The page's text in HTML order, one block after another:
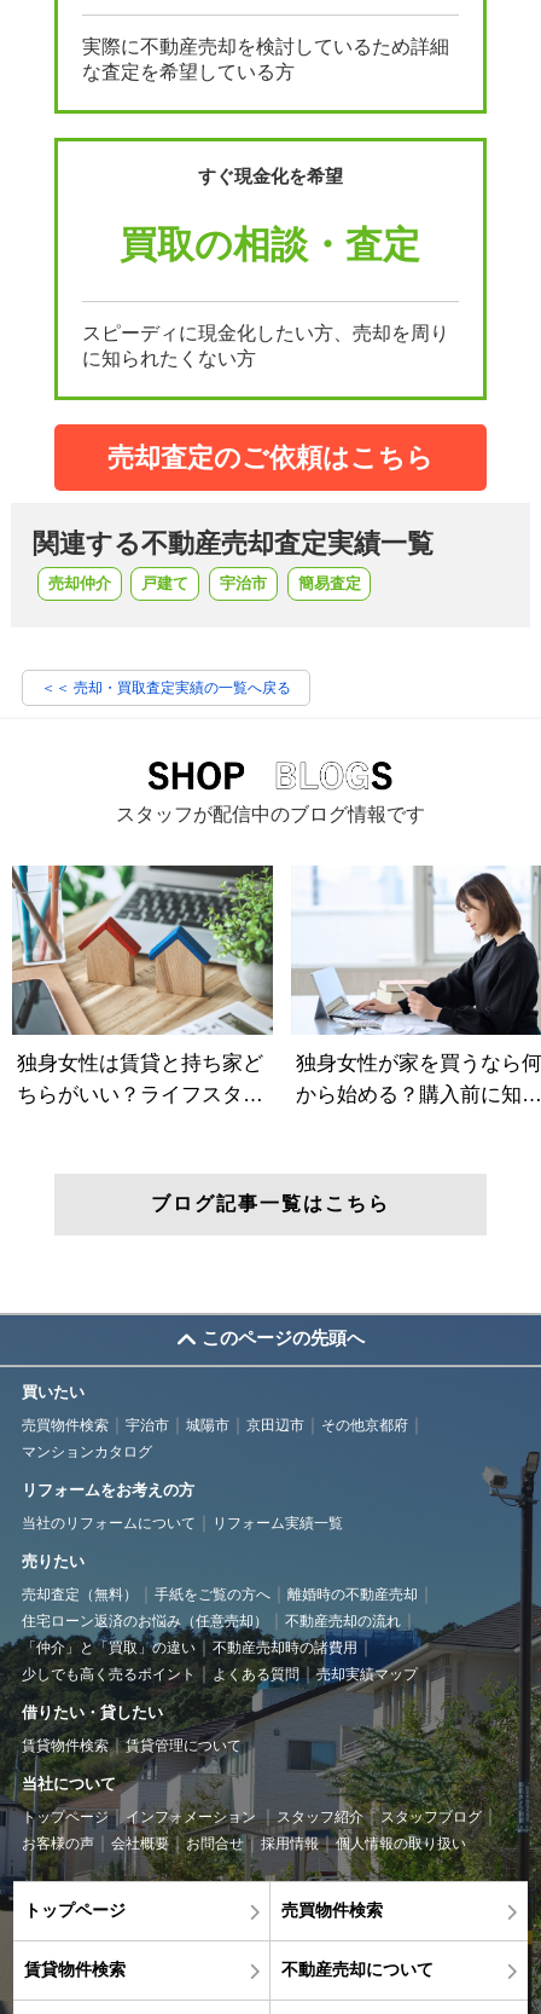
実際に不動産売却を検討しているため詳細
な査定を希望している方
すぐ現金化を希望
買取の相談・査定
スピーディに現金化したい方、売却を周り
に知られたくない方
売却査定のご依頼はこちら
関連する不動産売却査定実績一覧
売却仲介 戸建て 宇治市 簡易査定
＜＜ 売却・買取査定実績の一覧へ戻る
スタッフが配信中のブログ情報です
ブログ記事一覧はこちら
このページの先頭へ
買いたい
売買物件検索 宇治市 城陽市 京田辺市
その他京都府
マンションカタログ
リフォームをお考えの方
当社のリフォームについて リフォーム実績一覧
売りたい
売却査定（無料） 手紙をご覧の方へ
離婚時の不動産売却
住宅ローン返済のお悩み（任意売却）
不動産売却の流れ
「仲介」と「買取」の違い
不動産売却時の諸費用
少しでも高く売るポイント
よくある質問 売却実績マップ
借りたい・貸したい
賃貸物件検索 賃貸管理について
当社について
トップページ インフォメーション スタッフ紹介
スタッフブログ
お客様の声
会社概要 お問合せ 採用情報 個人情報の取り扱い
トップページ 売買物件検索
賃貸物件検索 不動産売却について